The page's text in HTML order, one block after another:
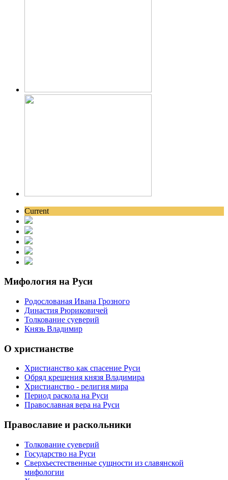
Current
Мифология на Руси
Родослованая Ивана Грозного
Династия Рюриковичей
Толкование суеверий
Князь Владимир
О христианстве
Христианство как спасение Руси
Обряд крещения князя Владимира
Христианство - религия мира
Период раскола на Руси
Православная вера на Руси
Православие и раскольники
Толкование суеверий
Государство на Руси
Сверхъестественные сущности из славянской
мифологии